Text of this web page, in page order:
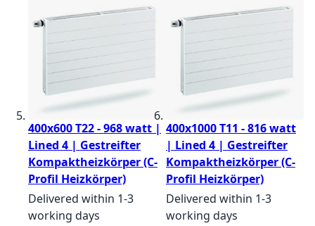
400x600 T22 - 968 watt |
Lined 4 | Gestreifter
Kompaktheizkörper (C-
Profil Heizkörper)
Delivered within 1-3
working days
400x1000 T11 - 816 watt
| Lined 4 | Gestreifter
Kompaktheizkörper (C-
Profil Heizkörper)
Delivered within 1-3
working days